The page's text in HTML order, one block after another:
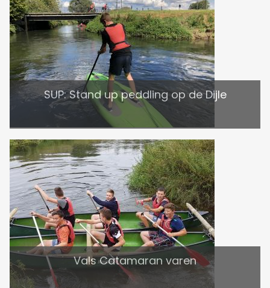
SUP: Stand up peddling op de Dijle
Vals Catamaran varen